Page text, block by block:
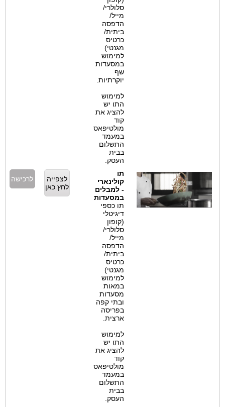
סלולרי/
הדפסה
ביתית/
למימוש
במסעדות
יוקרתיות.
למימוש
התו יש
להציג את
מולטיפאס
במעמד
התשלום
תו
קולינארי
- למבלים
במסעדות
תו כספי
דיגיטלי
סלולרי/
הדפסה
ביתית/
למימוש
במאות
מסעדות
ובתי קפה
בפריסה
ארצית.
למימוש
התו יש
להציג את
מולטיפאס
במעמד
התשלום
לצפייה
לחץ כאן
לרכישה